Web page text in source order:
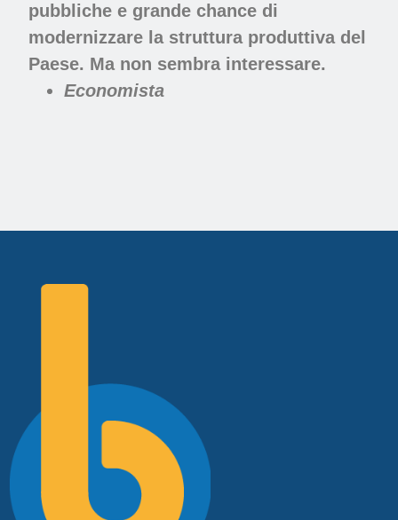
pubbliche e grande chance di
modernizzare la struttura produttiva del
Paese. Ma non sembra interessare.
Economista